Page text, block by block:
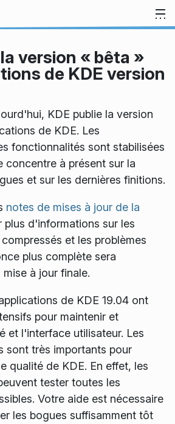
version « bêta »
de KDE version
KDE publie la version
de KDE. Les
fonctionnalités sont stabilisées
concentre à présent sur la
et sur les dernières finitions.
notes de mises à jour de la
d'informations sur les
et les problèmes
plus complète sera
à jour finale.
de KDE 19.04 ont
pour maintenir et
et l'interface utilisateur. Les
sont très importants pour
qualité de KDE. En effet, les
tester toutes les
Votre aide est nécessaire
les bogues suffisamment tôt